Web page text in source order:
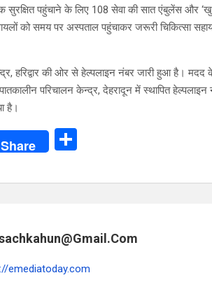
पहुंचाने के लिए 108 सेवा की सात एंबुलेंस और
को समय पर अस्पताल पहुंचाकर जरूरी चिकित्सा
हरिद्वार की ओर से हेल्पलाइन नंबर जारी हुआ है।
परिचालन केन्द्र, देहरादून में स्थापित
है।
Share
ar
emediatoday.com